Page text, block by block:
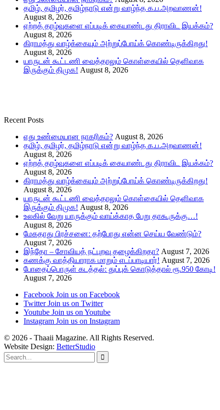
தமிழ், தமிழர், தமிழ்நாடு என்று வாழ்ந்த க.ப.அறவாணன்!
August 8, 2026
ஏற்றத் தாழ்வுகளை எப்படிக் கையாண்டது திராவிட இயக்கம்?
August 8, 2026
கிராமத்து வாழ்க்கையும் அற்றுப்போய்க் கொண்டிருக்கிறது!
August 8, 2026
யாருடன் கூட்டணி வைத்தாலும் கொள்கையில் தெளிவாக
இருக்கும் திமுக! August 8, 2026
Recent Posts
எது உண்மையான நாகரிகம்? August 8, 2026
தமிழ், தமிழர், தமிழ்நாடு என்று வாழ்ந்த க.ப.அறவாணன்!
August 8, 2026
ஏற்றத் தாழ்வுகளை எப்படிக் கையாண்டது திராவிட இயக்கம்?
August 8, 2026
கிராமத்து வாழ்க்கையும் அற்றுப்போய்க் கொண்டிருக்கிறது!
August 8, 2026
யாருடன் கூட்டணி வைத்தாலும் கொள்கையில் தெளிவாக
இருக்கும் திமுக! August 8, 2026
உலகில் வேறு யாருக்கும் வாய்க்காத பேறு தாகூருக்கு…!
August 8, 2026
மேகதாது பிரச்சனை: தற்போது என்ன செய்ய வேண்டும்?
August 7, 2026
இந்தோ – சோவியத் நட்புறவு தழைக்கிறதா? August 7, 2026
கணக்கு வாத்தியாராக மாறும் எடப்பாடியார்! August 7, 2026
போதைப்பொருள் கடத்தல்: துப்புக் கொடுத்தால் ரூ.950 கோடி!
August 7, 2026
Facebook Join us on Facebook
Twitter Join us on Twitter
Youtube Join us on Youtube
Instagram Join us on Instagram
© 2026 - Thaaii Magazine. All Rights Reserved.
Website Design: BetterStudio